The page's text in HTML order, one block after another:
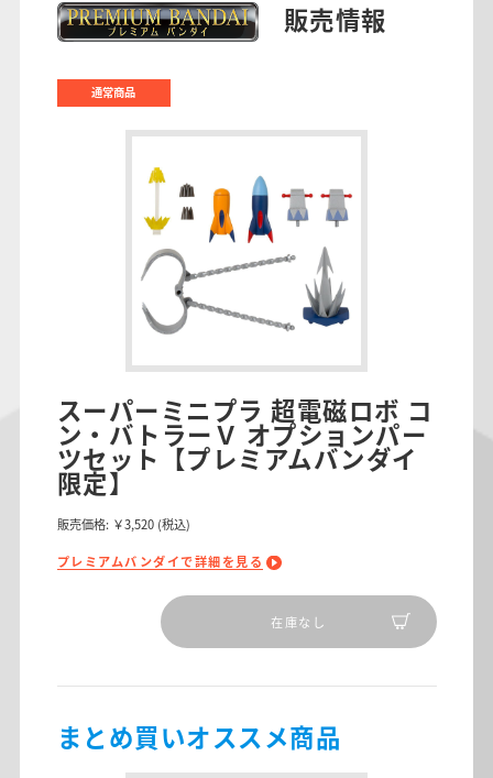
販売情報
通常商品
スーパーミニプラ 超電磁ロボ コ
ン・バトラーＶ オプションパー
ツセット【プレミアムバンダイ
限定】
販売価格: ￥3,520 (税込)
プレミアムバンダイで詳細を見る
在庫なし
まとめ買いオススメ商品